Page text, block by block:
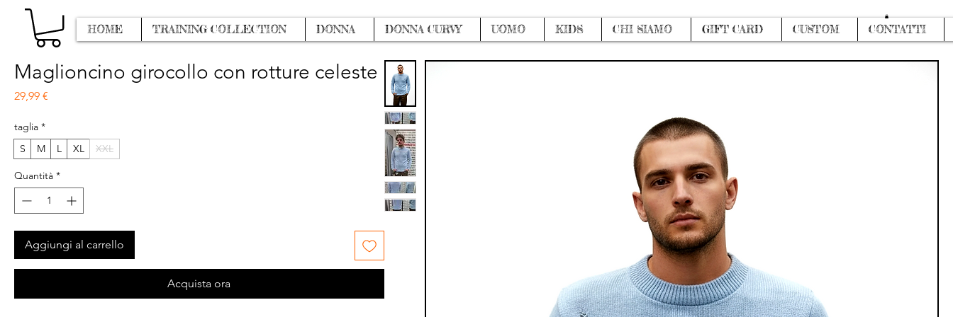
Accedi
HOME TRAINING COLLECTION DONNA DONNA CURVY UOMO KIDS CHI SIAMO GIFT CARD CUSTOM CONTATTI
Maglioncino girocollo con rotture celeste
29,99 €
taglia *
S
M L XL XXL
Quantità *
Aggiungi al carrello
Acquista ora